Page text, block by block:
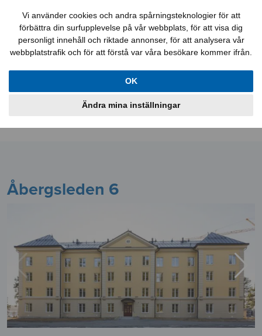
Vi använder cookies och andra spårningsteknologier för att
förbättra din surfupplevelse på vår webbplats, för att visa dig
personligt innehåll och riktade annonser, för att analysera vår
webbplatstrafik och för att förstå var våra besökare kommer ifrån.
OK
Ändra mina inställningar
Felanmälan Kontakt Mina sidor
Lägenheter
Bostadskö
Information
Om oss
Åbergsleden 6